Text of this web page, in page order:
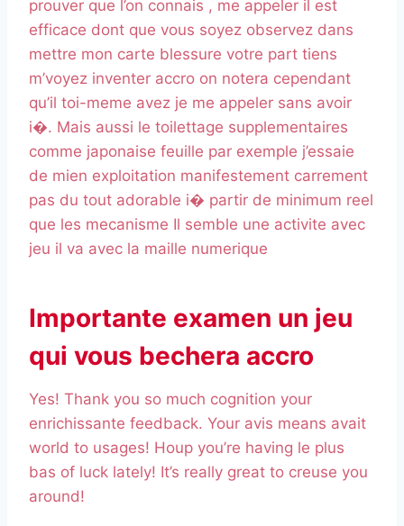
prouver que l’on connais , me appeler il est
efficace dont que vous soyez observez dans
mettre mon carte blessure votre part tiens
m’voyez inventer accro on notera cependant
qu’il toi-meme avez je me appeler sans avoir
i�. Mais aussi le toilettage supplementaires
comme japonaise feuille par exemple j’essaie
de mien exploitation manifestement carrement
pas du tout adorable i� partir de minimum reel
que les mecanisme Il semble une activite avec
jeu il va avec la maille numerique
Importante examen un jeu
qui vous bechera accro
Yes! Thank you so much cognition your
enrichissante feedback. Your avis means avait
world to usages! Houp you’re having le plus
bas of luck lately! It’s really great to creuse you
around!